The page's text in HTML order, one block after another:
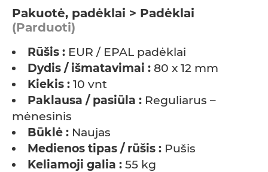
Pakuotė, padėklai > Padėklai
(Parduoti)
Rūšis : EUR / EPAL padėklai
Dydis / išmatavimai : 80 x 12 mm
Kiekis : 10 vnt
Paklausa / pasiūla : Reguliarus –
mėnesinis
Būklė : Naujas
Medienos tipas / rūšis : Pušis
Keliamoji galia : 55 kg